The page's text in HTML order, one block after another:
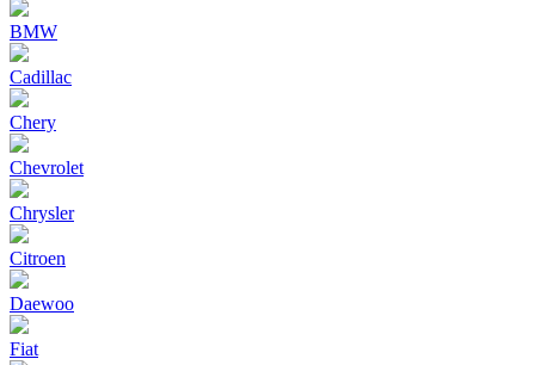
BMW
Cadillac
Chery
Chevrolet
Chrysler
Citroen
Daewoo
Fiat